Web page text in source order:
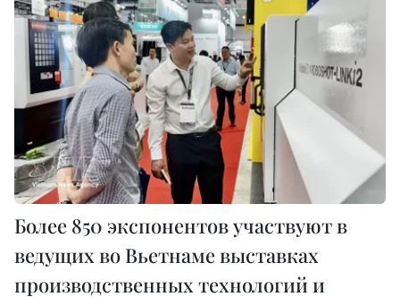
Более 850 экспонентов участвуют в
ведущих во Вьетнаме выставках
производственных технологий и